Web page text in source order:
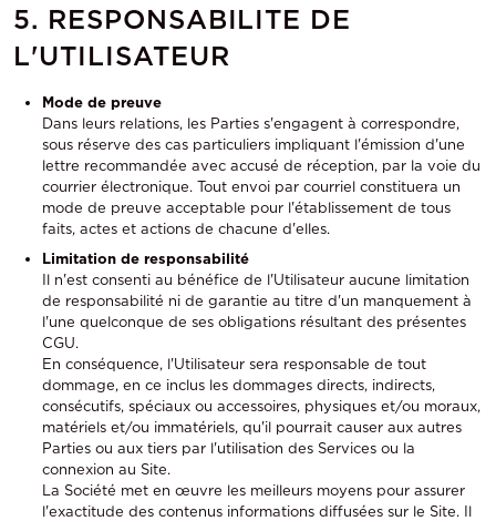
5. RESPONSABILITE DE
L'UTILISATEUR
Mode de preuve
Dans leurs relations, les Parties s'engagent à correspondre,
sous réserve des cas particuliers impliquant l'émission d'une
lettre recommandée avec accusé de réception, par la voie du
courrier électronique. Tout envoi par courriel constituera un
mode de preuve acceptable pour l'établissement de tous
faits, actes et actions de chacune d'elles.
Limitation de responsabilité
Il n'est consenti au bénéfice de l'Utilisateur aucune limitation
de responsabilité ni de garantie au titre d'un manquement à
l'une quelconque de ses obligations résultant des présentes
CGU.
En conséquence, l'Utilisateur sera responsable de tout
dommage, en ce inclus les dommages directs, indirects,
consécutifs, spéciaux ou accessoires, physiques et/ou moraux,
matériels et/ou immatériels, qu'il pourrait causer aux autres
Parties ou aux tiers par l'utilisation des Services ou la
connexion au Site.
La Société met en œuvre les meilleurs moyens pour assurer
l'exactitude des contenus informations diffusées sur le Site. Il